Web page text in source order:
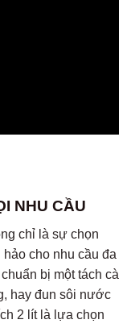
NHU CẦU
chỉ là sự chọn
cho nhu cầu đa
bị một tách cà
hay đun sôi nước
2 lít là lựa chọn